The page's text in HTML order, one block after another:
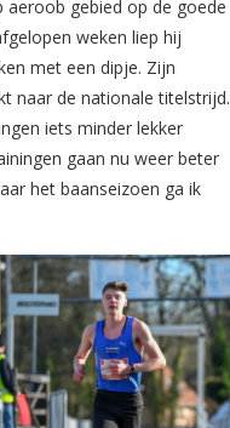
gebied op de goede
weken liep hij
met een dipje. Zijn
naar de nationale titelstrijd.
iets minder lekker
gaan nu weer beter
het baanseizoen ga ik